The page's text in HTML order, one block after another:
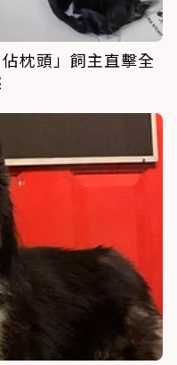
枕頭」飼主直擊全